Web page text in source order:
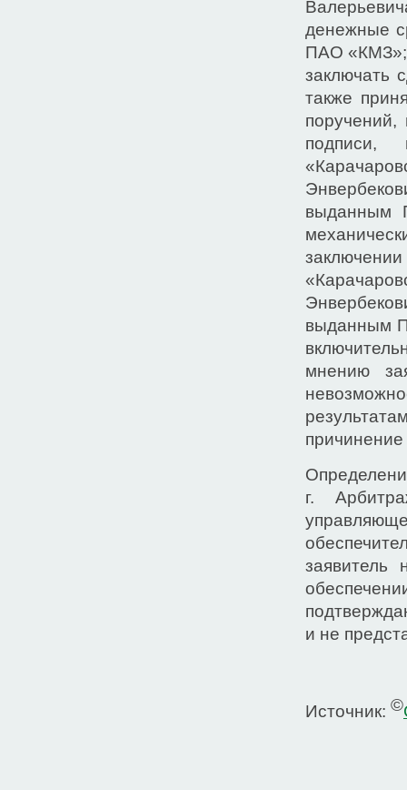
денежные
ПАО «КМЗ»;
заключать
также
поручений,
подписи,
выданным
выданным
мнению
причинение
г.
и не
Источник: ©